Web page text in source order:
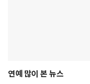
연예 많이 본 뉴스